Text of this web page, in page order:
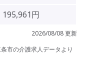
195,961円
2026/08/08 更新
市の介護求人データより